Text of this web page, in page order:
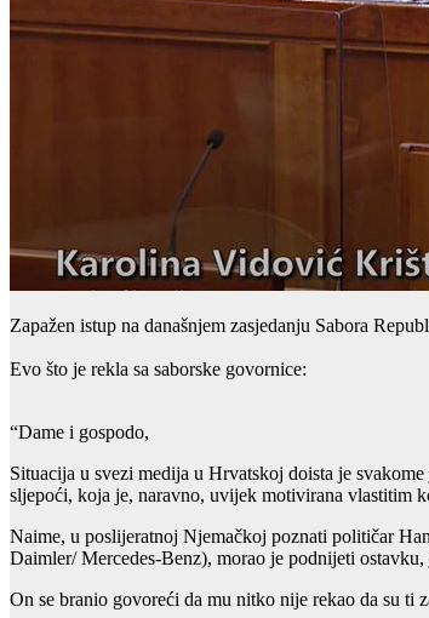
Zapažen istup na današnjem zasjedanju Sabora
Evo što je rekla sa saborske govornice:
“Dame i gospodo,
Situacija u svezi medija u Hrvatskoj doista je
sljepoći, koja je, naravno, uvijek motivirana vlastitim
Naime, u poslijeratnoj Njemačkoj poznati političar
Daimler/ Mercedes-Benz), morao je podnijeti
On se branio govoreći da mu nitko nije rekao da su ti